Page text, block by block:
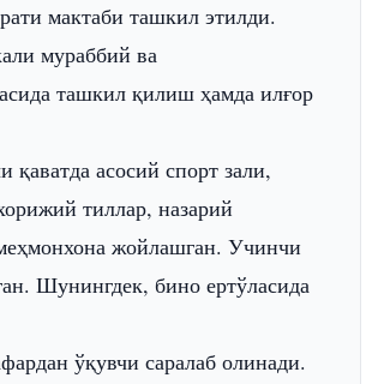
мактаби ташкил этилди.
мураббий ва
ташкил қилиш ҳамда илғор
асосий спорт зали,
тиллар, назарий
жойлашган. Учинчи
Шунингдек, бино ертўласида
ўқувчи саралаб олинади.